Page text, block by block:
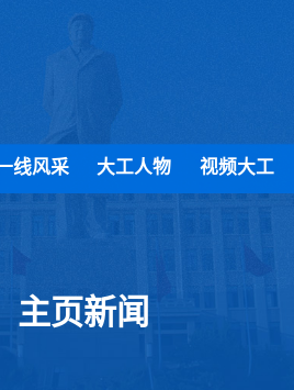
线风采 大工人物 视频大工
主页新闻